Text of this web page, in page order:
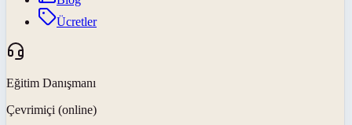
Ücretler
Eğitim Danışmanı
Çevrimiçi (online)